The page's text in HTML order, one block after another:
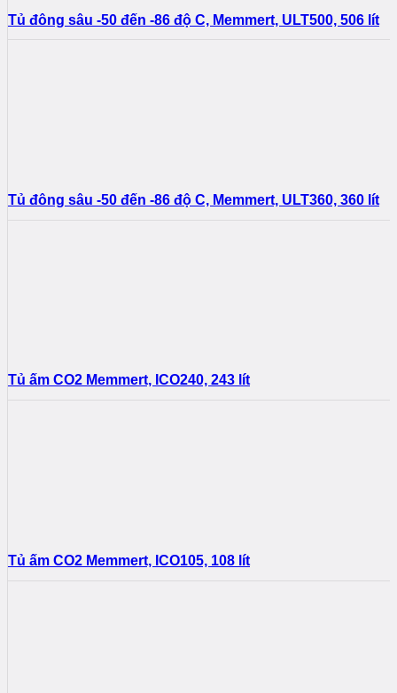
Tủ đông sâu -50 đến -86 độ C, Memmert, ULT500, 506 lít
Tủ đông sâu -50 đến -86 độ C, Memmert, ULT360, 360 lít
Tủ ấm CO2 Memmert, ICO240, 243 lít
Tủ ấm CO2 Memmert, ICO105, 108 lít